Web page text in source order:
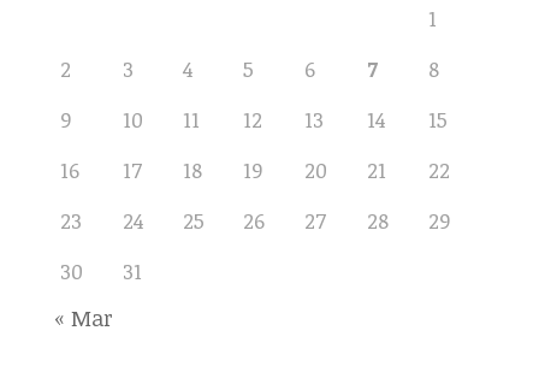
1
2
3 4 5 6 7
8
9
10 11 12 13 14
15
16
17 18 19 20 21
22
23
24 25 26 27 28
29
30
31
« Mar